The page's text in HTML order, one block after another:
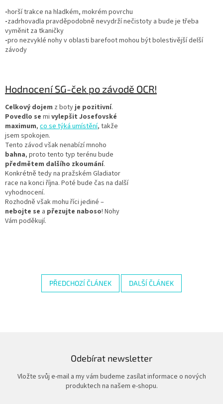
-horší trakce na hladkém, mokrém povrchu
-zadrhovadla pravděpodobně nevydrží nečistoty a bude je třeba
vyměnit za tkaničky
-pro nezvyklé nohy v oblasti barefoot mohou být bolestivější delší
závody
Hodnocení SG-ček po závodě OCR!
Celkový dojem z botyje pozitivní.
Povedlo se mi vylepšit Josefovské
maximum, co se týká umístění, takže
jsem spokojen.
Tento závod však nenabízí mnoho
bahna, proto tento typ terénu bude
předmětem dalšího zkoumání.
Konkrétně tedy na pražském Gladiator
race na konci října. Poté bude čas na další
vyhodnocení.
Rozhodně však mohu říci jediné –
nebojte se a přezujte naboso! Nohy
Vám poděkují.
PŘEDCHOZÍ ČLÁNEK DALŠÍ ČLÁNEK
Odebírat newsletter
Vložte svůj e-mail a my vám budeme zasílat informace o nových
produktech na našem e-shopu.